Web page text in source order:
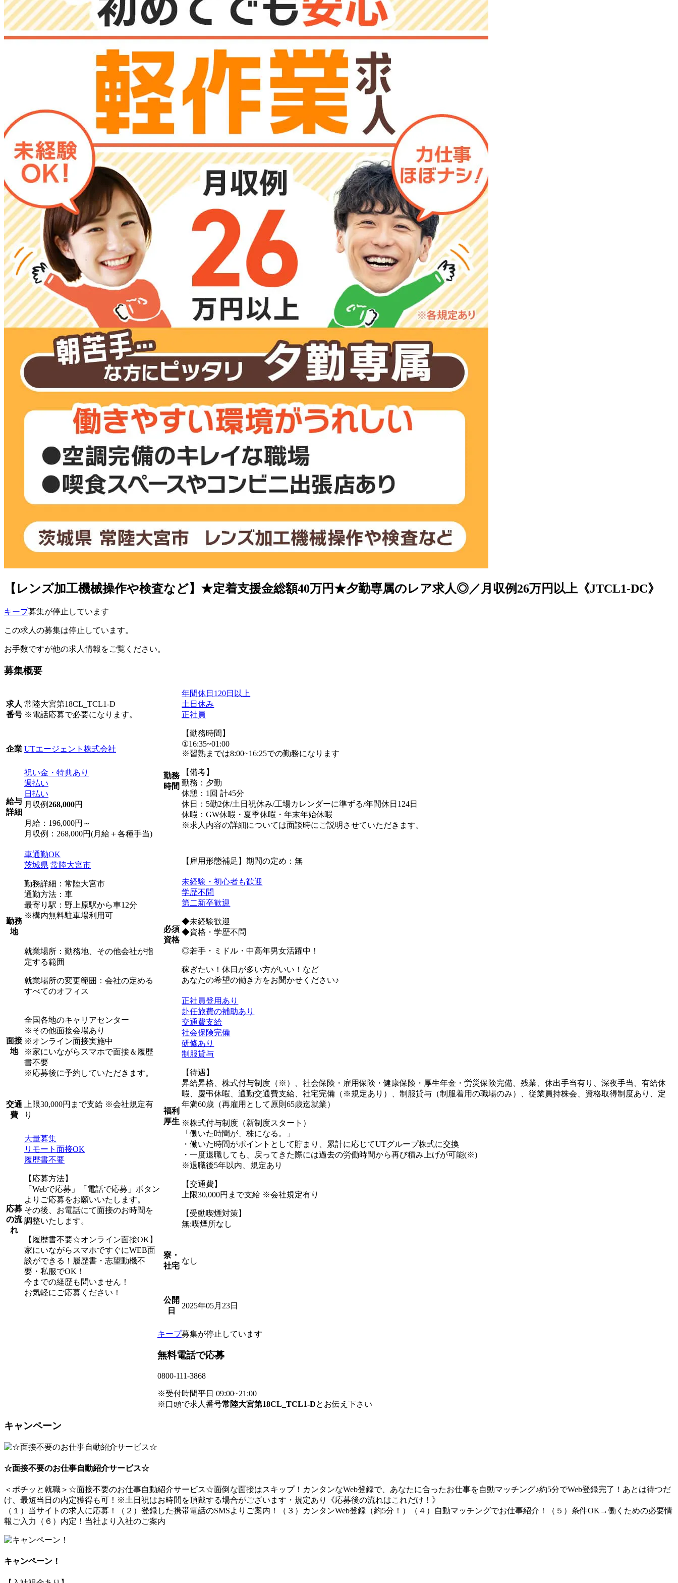
【レンズ加工機械操作や検査など】★定着支援金総額40万円★夕勤専属のレア求人◎／月収例26万円以上《JTCL1-DC》
キープ募集が停止しています
この求人の募集は停止しています。
お手数ですが他の求人情報をご覧ください。
募集概要
求人
番号
常陸大宮第18CL_TCL1-D
※電話応募で必要になります。
企業 UTエージェント株式会社
給与
詳細
祝い金・特典あり
週払い
日払い
月収例268,000円
月給：196,000円～
月収例：268,000円(月給＋各種手当)
勤務
地
車通勤OK
茨城県 常陸大宮市
勤務詳細：常陸大宮市
通勤方法：車
最寄り駅：野上原駅から車12分
※構内無料駐車場利用可
就業場所：勤務地、その他会社が指
定する範囲
就業場所の変更範囲：会社の定める
すべてのオフィス
面接
地
全国各地のキャリアセンター
※その他面接会場あり
※オンライン面接実施中
※家にいながらスマホで面接＆履歴
書不要
※応募後に予約していただきます。
交通
費
上限30,000円まで支給 ※会社規定有
り
応募
の流
れ
大量募集
リモート面接OK
履歴書不要
【応募方法】
「Webで応募」「電話で応募」ボタン
よりご応募をお願いいたします。
その後、お電話にて面接のお時間を
調整いたします。
【履歴書不要☆オンライン面接OK】
家にいながらスマホですぐにWEB面
談ができる！履歴書・志望動機不
要・私服でOK！
今までの経歴も問いません！
お気軽にご応募ください！
勤務
時間
年間休日120日以上
土日休み
正社員
【勤務時間】
①16:35~01:00
※習熟までは8:00~16:25での勤務になります
【備考】
勤務：夕勤
休憩：1回 計45分
休日：5勤2休/土日祝休み/工場カレンダーに準ずる/年間休日124日
休暇：GW休暇・夏季休暇・年末年始休暇
※求人内容の詳細については面談時にご説明させていただきます。
【雇用形態補足】期間の定め：無
必須
資格
未経験・初心者も歓迎
学歴不問
第二新卒歓迎
◆未経験歓迎
◆資格・学歴不問
◎若手・ミドル・中高年男女活躍中！
稼ぎたい！休日が多い方がいい！など
あなたの希望の働き方をお聞かせください♪
福利
厚生
正社員登用あり
赴任旅費の補助あり
交通費支給
社会保険完備
研修あり
制服貸与
【待遇】
昇給昇格、株式付与制度（※）、社会保険・雇用保険・健康保険・厚生年金・労災保険完備、残業、休出手当有り、深夜手当、有給休
暇、慶弔休暇、通勤交通費支給、社宅完備（※規定あり）、制服貸与（制服着用の職場のみ）、従業員持株会、資格取得制度あり、定
年満60歳（再雇用として原則65歳迄就業）
※株式付与制度（新制度スタート）
「働いた時間が、株になる。」
・働いた時間がポイントとして貯まり、累計に応じてUTグループ株式に交換
・一度退職しても、戻ってきた際には過去の労働時間から再び積み上げが可能(※)
※退職後5年以内、規定あり
【交通費】
上限30,000円まで支給 ※会社規定有り
【受動喫煙対策】
無:喫煙所なし
寮・
社宅
なし
公開
日
2025年05月23日
キープ募集が停止しています
無料電話で応募
0800-111-3868
※受付時間平日 09:00~21:00
※口頭で求人番号常陸大宮第18CL_TCL1-Dとお伝え下さい
キャンペーン
☆面接不要のお仕事自動紹介サービス☆
＜ポチッと就職＞☆面接不要のお仕事自動紹介サービス☆面倒な面接はスキップ！カンタンなWeb登録で、あなたに合ったお仕事を自動マッチング♪約5分でWeb登録完了！あとは待つだ
け、最短当日の内定獲得も可！※土日祝はお時間を頂戴する場合がございます・規定あり《応募後の流れはこれだけ！》
（１）当サイトの求人に応募！（２）登録した携帯電話のSMSよりご案内！（３）カンタンWeb登録（約5分！）（４）自動マッチングでお仕事紹介！（５）条件OK→働くための必要情
報ご入力（６）内定！当社より入社のご案内
キャンペーン！